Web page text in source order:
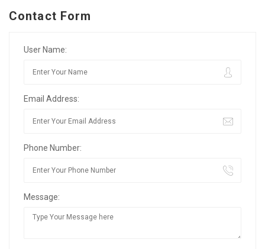
Contact Form
User Name:
Email Address:
Phone Number:
Message: